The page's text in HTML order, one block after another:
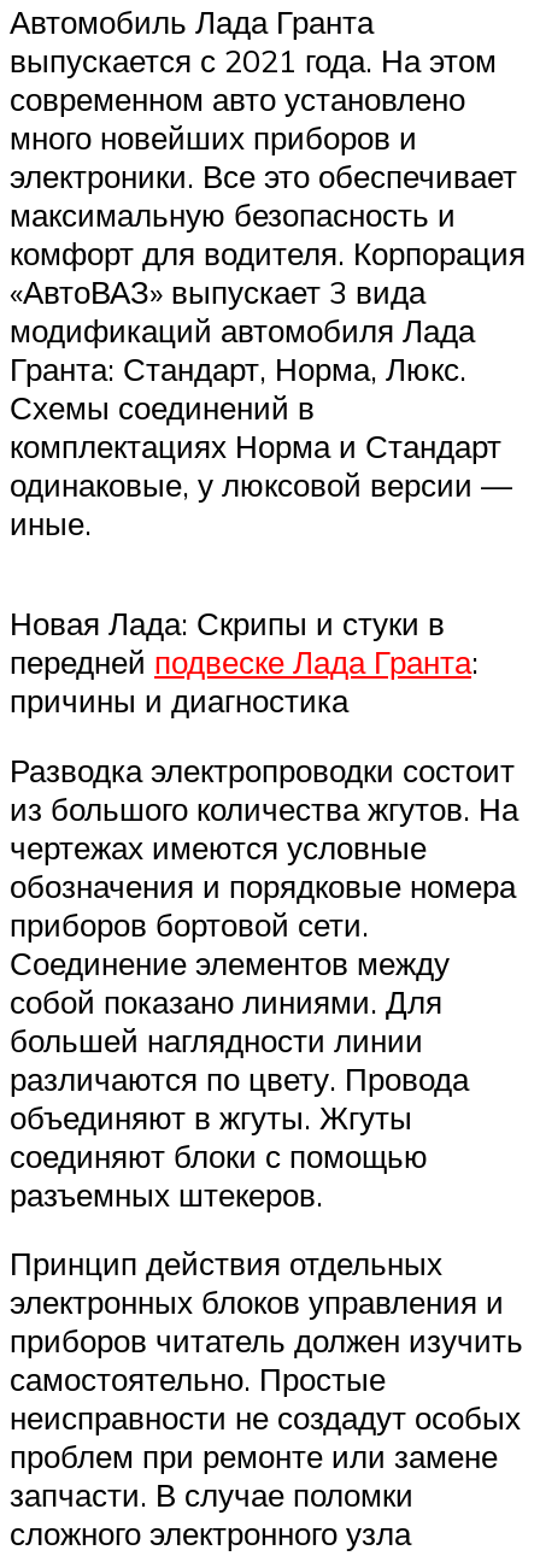
Автомобиль Лада Гранта
выпускается с 2021 года. На этом
современном авто установлено
много новейших приборов и
электроники. Все это обеспечивает
максимальную безопасность и
комфорт для водителя. Корпорация
«АвтоВАЗ» выпускает 3 вида
модификаций автомобиля Лада
Гранта: Стандарт, Норма, Люкс.
Схемы соединений в
комплектациях Норма и Стандарт
одинаковые, у люксовой версии —
иные.
Новая Лада: Скрипы и стуки в
передней подвеске Лада Гранта:
причины и диагностика
Разводка электропроводки состоит
из большого количества жгутов. На
чертежах имеются условные
обозначения и порядковые номера
приборов бортовой сети.
Соединение элементов между
собой показано линиями. Для
большей наглядности линии
различаются по цвету. Провода
объединяют в жгуты. Жгуты
соединяют блоки с помощью
разъемных штекеров.
Принцип действия отдельных
электронных блоков управления и
приборов читатель должен изучить
самостоятельно. Простые
неисправности не создадут особых
проблем при ремонте или замене
запчасти. В случае поломки
сложного электронного узла